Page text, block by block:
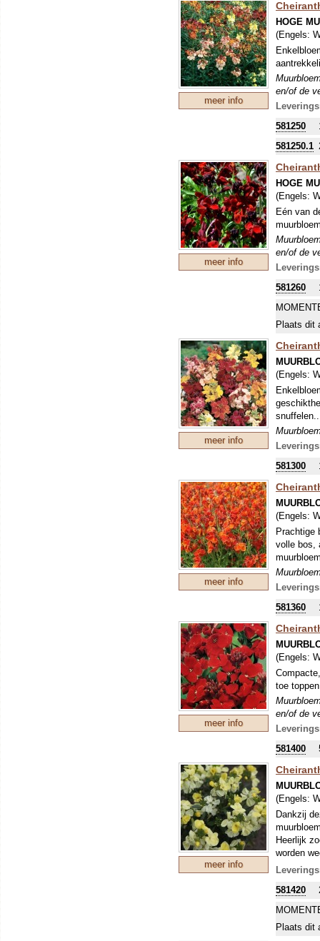
meer info
HOGE
(Engels:
en/of de
vooral
581250
581250.1
meer info
HOGE
(Engels:
Eén van
en/of de
vooral
581260
Plaats dit
meer info
(Engels:
en/of de
581300
meer info
(Engels:
Prachtige
volle bos,
en/of de
581360
meer info
(Engels:
toe
en/of de
vooral
581400
meer info
(Engels:
Dankzij
Heerlijk
worden
vooral
581420
Plaats dit